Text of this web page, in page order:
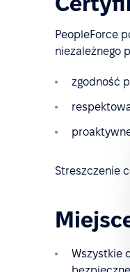
PeopleForce
niezależnego
zgodność
Streszczenie
Wszystkie